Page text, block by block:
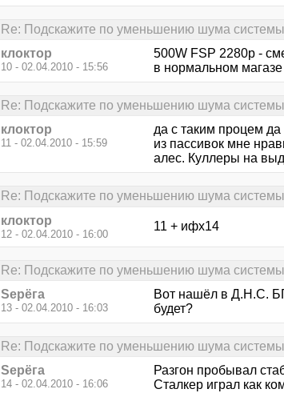
Re: Подскажите по уменьшению шума системы
клоктор
10 - 02.04.2010 - 15:56
500W FSP 2280р -
в нормальном
Re: Подскажите по уменьшению шума системы
клоктор
11 - 02.04.2010 - 15:59
да с таким процем да
из пассивок мне
алес. Куллеры на
Re: Подскажите по уменьшению шума системы
клоктор
12 - 02.04.2010 - 16:00
11 + ифх14
Re: Подскажите по уменьшению шума системы
Sерёга
13 - 02.04.2010 - 16:03
Вот нашёл в Д.Н.С.
будет?
Re: Подскажите по уменьшению шума системы
Sерёга
14 - 02.04.2010 - 16:06
Разгон пробывал
Сталкер играл как